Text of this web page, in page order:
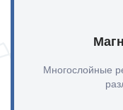
Многослойные